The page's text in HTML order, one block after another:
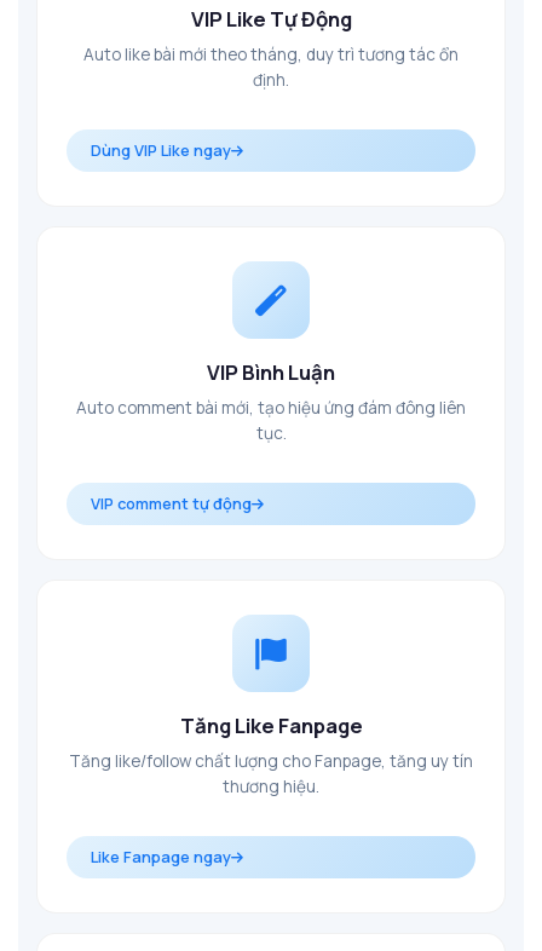
VIP Like Tự Động
Auto like bài mới theo tháng, duy trì tương tác ổn
định.
Dùng VIP Like ngay
VIP Bình Luận
Auto comment bài mới, tạo hiệu ứng đám đông liên
tục.
VIP comment tự động
Tăng Like Fanpage
Tăng like/follow chất lượng cho Fanpage, tăng uy tín
thương hiệu.
Like Fanpage ngay